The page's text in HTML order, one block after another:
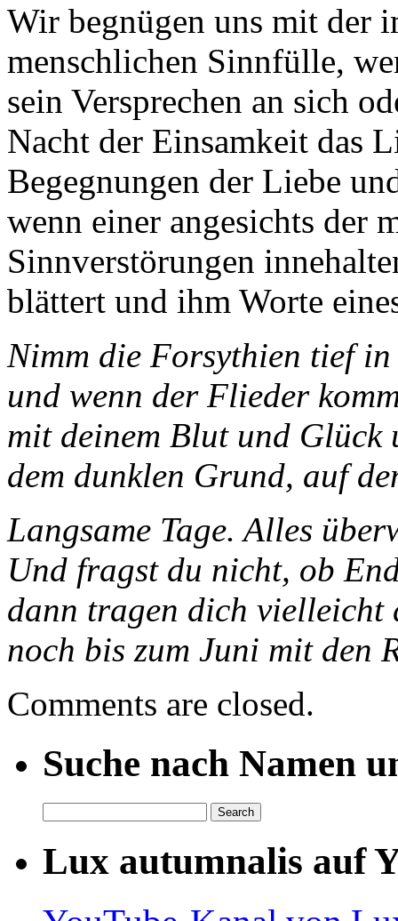
Wir begnügen uns mit der
menschlichen Sinnfülle,
sein Versprechen an sich
Nacht der Einsamkeit das
Begegnungen der Liebe
wenn einer angesichts der
Sinnverstörungen
blättert und ihm Worte
Nimm die Forsythien tief
und wenn der Flieder
mit deinem Blut und Glück
dem dunklen Grund, auf
Langsame Tage. Alles
Und fragst du nicht, ob
dann tragen dich vielleicht
noch bis zum Juni mit den
Comments are closed.
Suche nach Namen
Lux autumnalis auf